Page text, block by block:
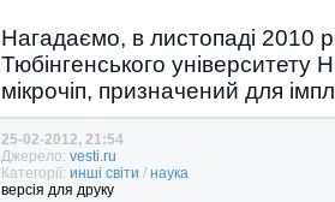
Нагадаємо, в листопаді 2010
Тюбінгенського університету
мікрочіп, призначений для
25-02-2012, 21:54
Джерело: vesti.ru
Категорії: инші світи / наука
версія для друку